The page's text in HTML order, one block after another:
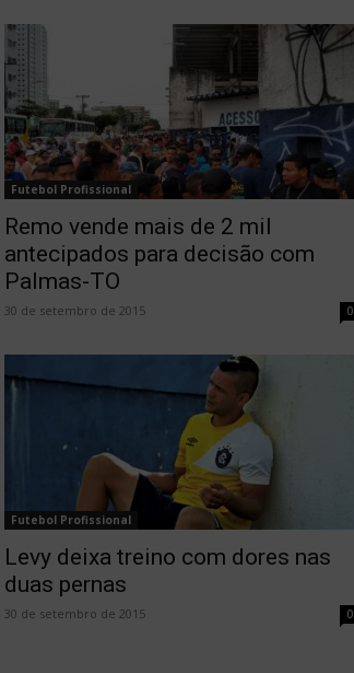
Futebol Profissional
Remo vende mais de 2 mil
antecipados para decisão com
Palmas-TO
30 de setembro de 2015 0
Futebol Profissional
Levy deixa treino com dores nas
duas pernas
30 de setembro de 2015 0